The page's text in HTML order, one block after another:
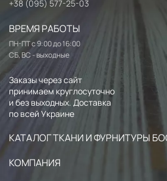
+38 (095) 577-25-03
ВРЕМЯ РАБОТЫ
ПН-ПТ с 9:00 до 16:00
СБ, ВС - выходные
Заказы через сайт
принимаем круглосуточно
и без выходных. Доставка
по всей Украине
КАТАЛОГ ТКАНИ И ФУРНИТУРЫ
КОМПАНИЯ